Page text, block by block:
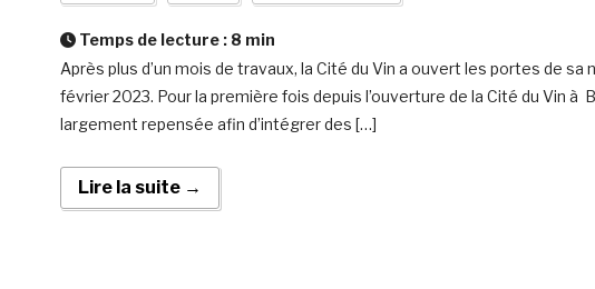
Temps de lecture : 8 min
Après plus d’un mois de travaux, la Cité du Vin a ouvert les portes de
février 2023. Pour la première fois depuis l’ouverture de la Cité du Vin à
largement repensée afin d’intégrer des […]
Lire la suite →